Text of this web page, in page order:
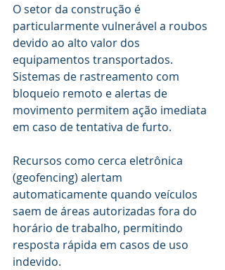
O setor da construção é
particularmente vulnerável a roubos
devido ao alto valor dos
equipamentos transportados.
Sistemas de rastreamento com
bloqueio remoto e alertas de
movimento permitem ação imediata
em caso de tentativa de furto.
Recursos como cerca eletrônica
(geofencing) alertam
automaticamente quando veículos
saem de áreas autorizadas fora do
horário de trabalho, permitindo
resposta rápida em casos de uso
indevido.